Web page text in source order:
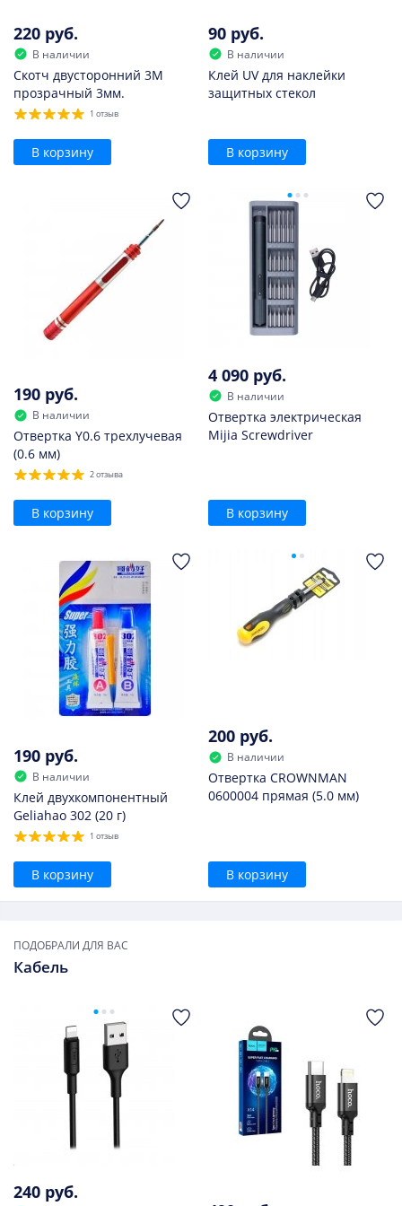
220 руб.
В наличии
Скотч двусторонний 3M
прозрачный 3мм.
1 отзыв
В корзину
90 руб.
В наличии
Клей UV для наклейки
защитных стекол
В корзину
190 руб.
В наличии
Отвертка Y0.6 трехлучевая
(0.6 мм)
2 отзыва
В корзину
4 090 руб.
В наличии
Отвертка электрическая
Mijia Screwdriver
В корзину
190 руб.
В наличии
Клей двухкомпонентный
Geliahao 302 (20 г)
1 отзыв
В корзину
200 руб.
В наличии
Отвертка CROWNMAN
0600004 прямая (5.0 мм)
В корзину
ПОДОБРАЛИ ДЛЯ ВАС
Кабель
240 руб.